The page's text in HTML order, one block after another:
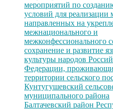
мероприятий по
условий для реализации
направленных на
межнационального и
межконфессионального
сохранение и развитие
культуры народов
Федерации,
территории сельского
Кунтугушевский
муниципального района
Балтачевский район